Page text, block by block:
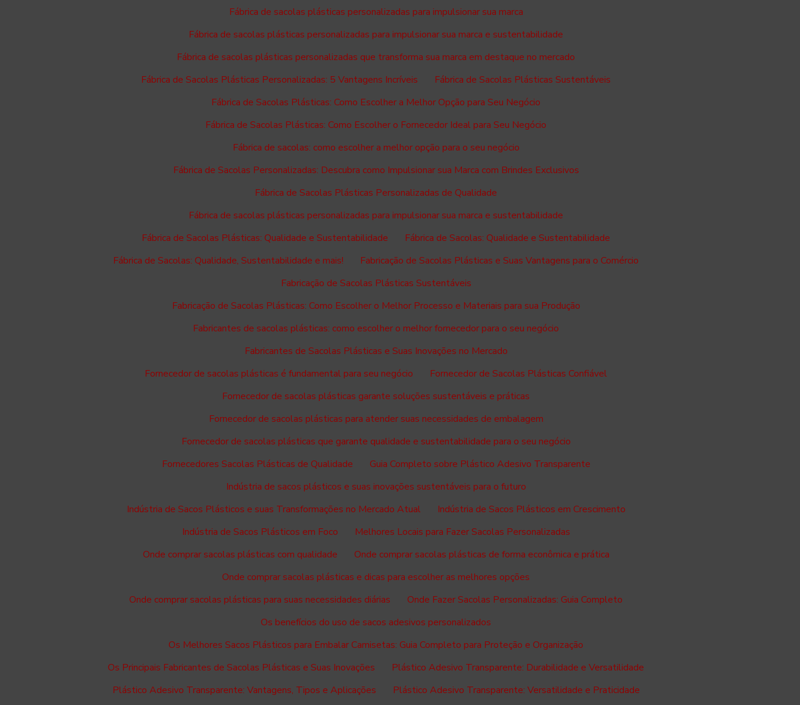
Fábrica de sacolas plásticas personalizadas para impulsionar sua marca
Fábrica de sacolas plásticas personalizadas para impulsionar sua marca e sustentabilidade
Fábrica de sacolas plásticas personalizadas que transforma sua marca em destaque no mercado
Fábrica de Sacolas Plásticas Personalizadas: 5 Vantagens Incríveis
Fábrica de Sacolas Plásticas Sustentáveis
Fábrica de Sacolas Plásticas: Como Escolher a Melhor Opção para Seu Negócio
Fábrica de Sacolas Plásticas: Como Escolher o Fornecedor Ideal para Seu Negócio
Fábrica de sacolas: como escolher a melhor opção para o seu negócio
Fábrica de Sacolas Personalizadas: Descubra como Impulsionar sua Marca com Brindes Exclusivos
Fábrica de Sacolas Plásticas Personalizadas de Qualidade
Fábrica de sacolas plásticas personalizadas para impulsionar sua marca e sustentabilidade
Fábrica de Sacolas Plásticas: Qualidade e Sustentabilidade
Fábrica de Sacolas: Qualidade e Sustentabilidade
Fábrica de Sacolas: Qualidade, Sustentabilidade e mais!
Fabricação de Sacolas Plásticas e Suas Vantagens para o Comércio
Fabricação de Sacolas Plásticas Sustentáveis
Fabricação de Sacolas Plásticas: Como Escolher o Melhor Processo e Materiais para sua Produção
Fabricantes de sacolas plásticas: como escolher o melhor fornecedor para o seu negócio
Fabricantes de Sacolas Plásticas e Suas Inovações no Mercado
Fornecedor de sacolas plásticas é fundamental para seu negócio
Fornecedor de Sacolas Plásticas Confiável
Fornecedor de sacolas plásticas garante soluções sustentáveis e práticas
Fornecedor de sacolas plásticas para atender suas necessidades de embalagem
Fornecedor de sacolas plásticas que garante qualidade e sustentabilidade para o seu negócio
Fornecedores Sacolas Plásticas de Qualidade
Guia Completo sobre Plástico Adesivo Transparente
Indústria de sacos plásticos e suas inovações sustentáveis para o futuro
Indústria de Sacos Plásticos e suas Transformações no Mercado Atual
Indústria de Sacos Plásticos em Crescimento
Indústria de Sacos Plásticos em Foco
Melhores Locais para Fazer Sacolas Personalizadas
Onde comprar sacolas plásticas com qualidade
Onde comprar sacolas plásticas de forma econômica e prática
Onde comprar sacolas plásticas e dicas para escolher as melhores opções
Onde comprar sacolas plásticas para suas necessidades diárias
Onde Fazer Sacolas Personalizadas: Guia Completo
Os benefícios do uso de sacos adesivos personalizados
Os Melhores Sacos Plásticos para Embalar Camisetas: Guia Completo para Proteção e Organização
Os Principais Fabricantes de Sacolas Plásticas e Suas Inovações
Plástico Adesivo Transparente: Durabilidade e Versatilidade
Plástico Adesivo Transparente: Vantagens, Tipos e Aplicações
Plástico Adesivo Transparente: Versatilidade e Praticidade